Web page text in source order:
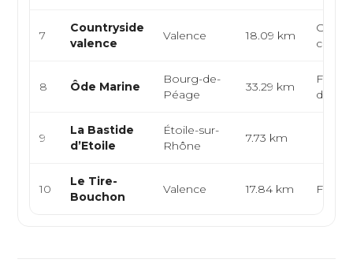
7
Countryside
valence
Valence 18.09 km
curry,
8 Ôde Marine
Bourg-de-
Péage
33.29 km
de
9
La Bastide
d’Etoile
Étoile-sur-
Rhône
7.73 km
10
Le Tire-
Bouchon
Valence 17.84 km